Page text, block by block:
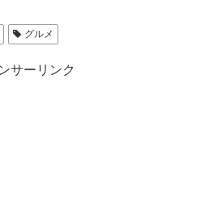
グルメ
サーリンク